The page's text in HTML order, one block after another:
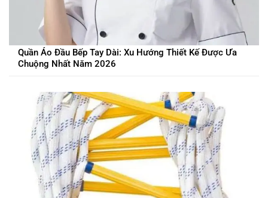
Quần Áo Đầu Bếp Tay Dài: Xu Hướng Thiết Kế Được Ưa
Chuộng Nhất Năm 2026